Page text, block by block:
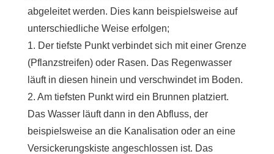
abgeleitet werden. Dies kann beispielsweise auf
unterschiedliche Weise erfolgen;
1. Der tiefste Punkt verbindet sich mit einer Grenze
(Pflanzstreifen) oder Rasen. Das Regenwasser
läuft in diesen hinein und verschwindet im Boden.
2. Am tiefsten Punkt wird ein Brunnen platziert.
Das Wasser läuft dann in den Abfluss, der
beispielsweise an die Kanalisation oder an eine
Versickerungskiste angeschlossen ist. Das